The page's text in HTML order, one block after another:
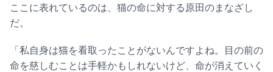
ここに表れているのは、猫の命に対する原田のまなざし
だ。
「私自身は猫を看取ったことがないんですよね。目の前の
命を慈しむことは手軽かもしれないけど、命が消えていく